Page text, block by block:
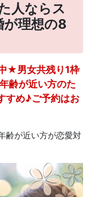
人ならス
が理想の8
★男女共残り1枠
齢が近い方のた
すめ♪ご予約はお
齢が近い方が恋愛対